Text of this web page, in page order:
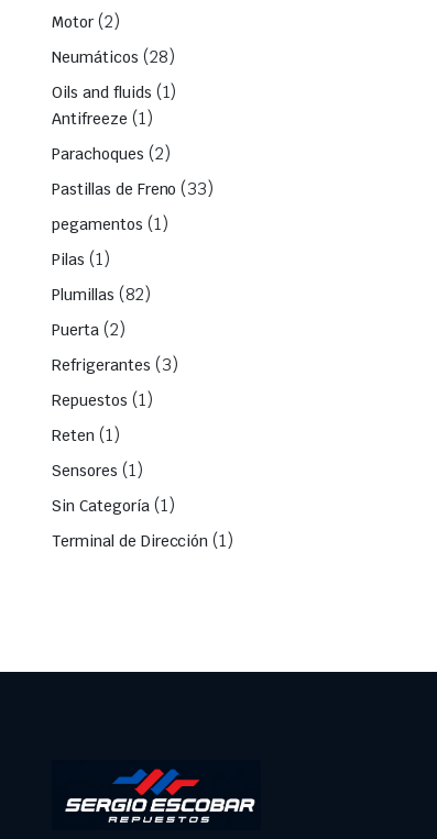
Motor (2)
Neumáticos (28)
Oils and fluids (1)
Antifreeze (1)
Parachoques (2)
Pastillas de Freno (33)
pegamentos (1)
Pilas (1)
Plumillas (82)
Puerta (2)
Refrigerantes (3)
Repuestos (1)
Reten (1)
Sensores (1)
Sin Categoría (1)
Terminal de Dirección (1)